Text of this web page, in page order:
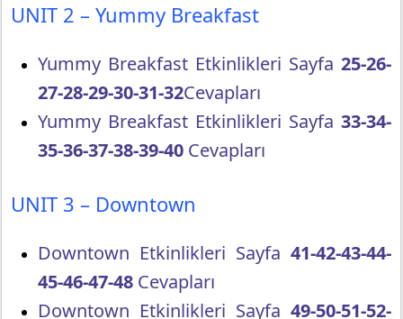
UNIT 2 – Yummy Breakfast
Yummy Breakfast Etkinlikleri Sayfa 25-26-
27-28-29-30-31-32Cevapları
Yummy Breakfast Etkinlikleri Sayfa 33-34-
35-36-37-38-39-40 Cevapları
UNIT 3 – Downtown
Downtown Etkinlikleri Sayfa 41-42-43-44-
45-46-47-48 Cevapları
Downtown Etkinlikleri Sayfa 49-50-51-52-